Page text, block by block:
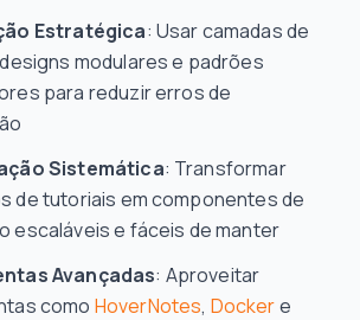
Estratégica: Usar camadas de
modulares e padrões
para reduzir erros de
Sistemática: Transformar
de tutoriais em componentes de
escaláveis e fáceis de manter
Avançadas: Aproveitar
como HoverNotes, Dockere